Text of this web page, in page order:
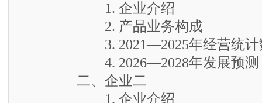
1. 企业介绍
2. 产品业务构成
3. 2021—2025年经营统计
4. 2026—2028年发展预测
二、企业二
1. 企业介绍